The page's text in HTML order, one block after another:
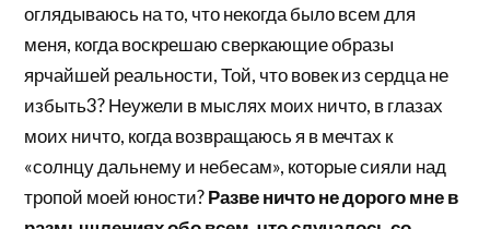
оглядываюсь на то, что некогда было всем для
меня, когда воскрешаю сверкающие образы
ярчайшей реальности, Той, что вовек из сердца не
избыть3? Неужели в мыслях моих ничто, в глазах
моих ничто, когда возвращаюсь я в мечтах к
«солнцу дальнему и небесам», которые сияли над
тропой моей юности?Разве ничто не дорого мне в